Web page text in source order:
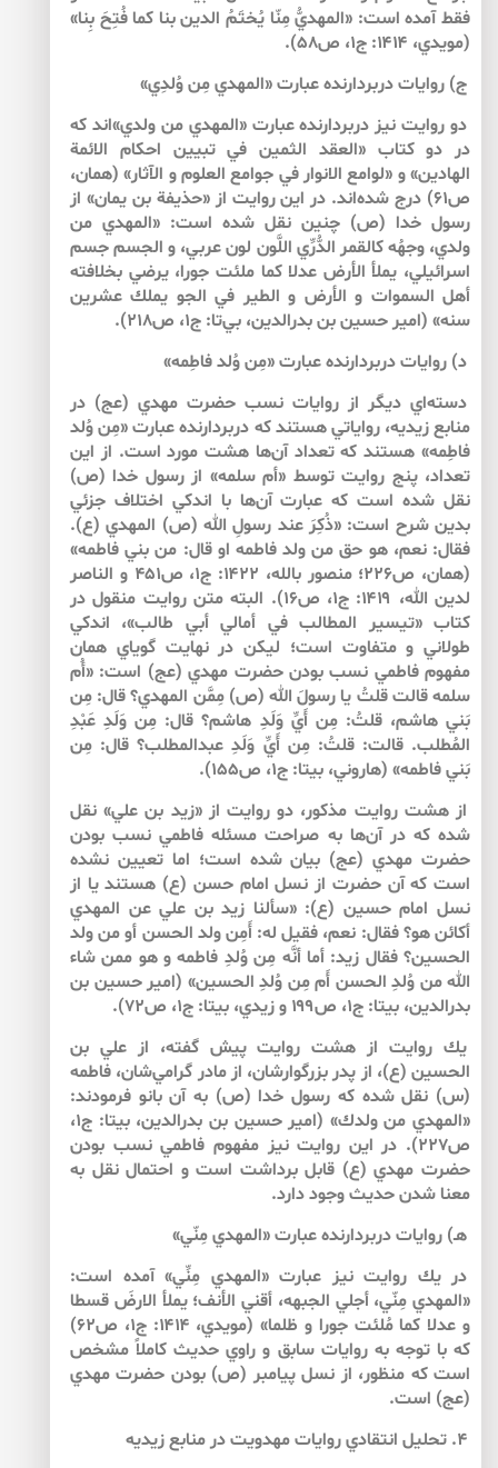
فقط آمده است: «المهديُّ مِنّا يُختَمُ الدين بنا كما فُتِحَ بِنا»
(مويدي، ۱۴۱۴: ج۱، ص۵۸).
ج) روايات دربردارنده عبارت «المهدي مِن وُلدِي»
دو روايت نيز دربردارنده عبارت «المهدي من ولدي»‌اند كه
در دو كتاب «العقد الثمين في تبيين احكام الائمة
الهادين» و «لوامع الانوار في جوامع العلوم و الآثار» (همان،
ص۶۱) درج شده‌اند. در اين روايت از «حذيفة بن يمان» از
رسول خدا (ص) چنين نقل شده است: «المهدي من
ولدي، وجهُه كالقمر الدُّرِّي اللَّون لون عربي، و الجسم جسم
اسرائيلي، يملأ الأرض عدلا كما ملئت جورا، يرضي بخلافته
أهل السموات و الأرض و الطير في الجو يملك عشرين
سنه» (امير حسين بن بدرالدين، بي‌تا: ج۱، ص۲۱۸).
د) روايات دربردارنده عبارت «مِن وُلد فاطِمه»
دسته‌اي ديگر از روايات نسب حضرت مهدي (عج) در
منابع زيديه، رواياتي هستند كه دربردارنده عبارت «مِن وُلد
فاطِمه» هستند كه تعداد آن‌ها هشت مورد است. از اين
تعداد، پنج روايت توسط «أم سلمه» از رسول خدا (ص)
نقل شده است كه عبارت آن‌ها با اندكي اختلاف جزئي
بدين شرح است: «ذُكِرَ عند رسولِ الله (ص) المهدي (ع).
فقال: نعم، هو حق من ولد فاطمه او قال: من بني فاطمه»
(همان، ص۲۲۶؛ منصور بالله، ۱۴۲۲: ج۱، ص۴۵۱ و الناصر
لدين الله، ۱۴۱۹: ج۱، ص۱۶). البته متن روايت منقول در
كتاب «تيسير المطالب في أمالي أبي طالب»، اندكي
طولاني و متفاوت است؛ ليكن در نهايت گوياي همان
مفهوم فاطمي نسب بودن حضرت مهدي (عج) است: «أُم
سلمه قالت قلتُ يا رسولَ الله (ص) مِمَّن المهدي؟ قال: مِن
بَني هاشم، قلتُ: مِن أَيِّ وَلَدِ هاشم؟ قال: مِن وَلَدِ عَبْدِ
المُطلب. قالت: قلتُ: مِن أَيِّ وَلَدِ عبدالمطلب؟ قال: مِن
بَني فاطمه» (هاروني، بي­تا: ج۱، ص۱۵۵).
از هشت روايت مذكور، دو روايت از «زيد بن علي» نقل
شده كه در آن‌ها به صراحت مسئله فاطمي نسب بودن
حضرت مهدي (عج) بيان شده است؛ اما تعيين نشده
است كه آن حضرت از نسل امام حسن (ع) هستند يا از
نسل امام حسين (ع): «سألنا زيد بن علي عن المهدي
أكائن هو؟ فقال: نعم، فقيل له: أَمِن ولد الحسن أو من ولد
الحسين؟ فقال زيد: أما أنَّه مِن وُلدِ فاطمه و هو ممن شاء
الله من وُلدِ الحسن أَم مِن وُلدِ الحسين» (امير حسين بن
بدرالدين، بي­تا: ج۱، ص۱۹۹ و زيدي، بي­تا: ج۱، ص۷۲).
يك روايت از هشت روايت پيش گفته، از علي بن
الحسين (ع)، از پدر بزرگوارشان، از مادر گرامي‌شان، فاطمه
(س) نقل شده كه رسول خدا (ص) به آن بانو فرمودند:
«المهدي من ولدك» (امير حسين بن بدرالدين، بي­تا: ج۱،
ص۲۲۷). در اين روايت نيز مفهوم فاطمي نسب بودن
حضرت مهدي (ع) قابل برداشت است و احتمال نقل به
معنا شدن حديث وجود دارد.
هـ) روايات دربردارنده عبارت «المهدي مِنّي»
در يك روايت نيز عبارت «المهدي مِنِّي» آمده است:
«المهدي مِنّي، أجلي الجبهه، أقني الأنف؛ يملأ الارضَ قسطا
و عدلا كما مُلئت جورا و ظلما» (مويدي، ۱۴۱۴: ج۱، ص۶۲)
كه با توجه به روايات سابق و راوي حديث كاملاً مشخص
است كه منظور، از نسل پيامبر (ص) بودن حضرت مهدي
(عج) است.
۴. تحليل انتقادي روايات مهدويت در منابع زيديه